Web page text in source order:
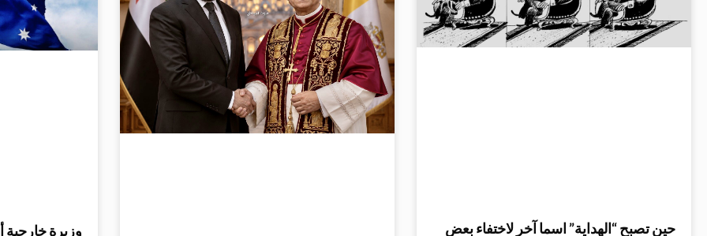
حين تصبح “الهداية” اسما آخر لاختفاء بعض وزيرة خارجية